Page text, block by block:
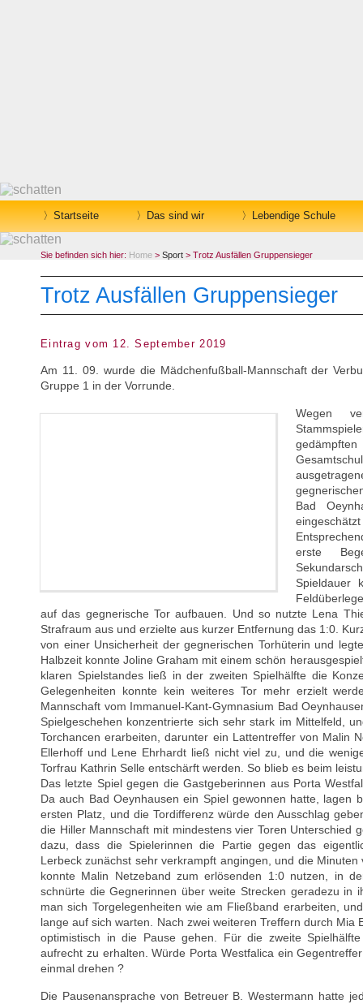
Startseite Das sind wir Lebendige Schule
Sie befinden sich hier: Home > Sport > Trotz Ausfällen Gruppensieger
Trotz Ausfällen Gruppensieger
Eintrag vom 12. September 2019
Am 11. 09. wurde die Mädchenfußball-Mannschaft der
Gruppe 1 in der Vorrunde.
Wegen
Bad
erste
Spieldauer
auf das gegnerische Tor aufbauen. Und so nutzte Lena
Strafraum aus und erzielte aus kurzer Entfernung das 1:0.
von einer Unsicherheit der gegnerischen Torhüterin und
Halbzeit konnte Joline Graham mit einem schön
klaren Spielstandes ließ in der zweiten Spielhälfte die
Gelegenheiten konnte kein weiteres Tor mehr erzielt
Mannschaft vom Immanuel-Kant-Gymnasium Bad
Spielgeschehen konzentrierte sich sehr stark im Mittelfeld,
Torchancen erarbeiten, darunter ein Lattentreffer von Malin
Ellerhoff und Lene Ehrhardt ließ nicht viel zu, und die
Torfrau Kathrin Selle entschärft werden. So blieb es beim
Das letzte Spiel gegen die Gastgeberinnen aus Porta
Da auch Bad Oeynhausen ein Spiel gewonnen hatte, lagen
ersten Platz, und die Tordifferenz würde den Ausschlag
die Hiller Mannschaft mit mindestens vier Toren Unterschied
dazu, dass die Spielerinnen die Partie gegen das
Lerbeck zunächst sehr verkrampft angingen, und die
konnte Malin Netzeband zum erlösenden 1:0 nutzen, in
schnürte die Gegnerinnen über weite Strecken geradezu in
man sich Torgelegenheiten wie am Fließband erarbeiten,
lange auf sich warten. Nach zwei weiteren Treffern durch Mia
optimistisch in die Pause gehen. Für die zweite
aufrecht zu erhalten. Würde Porta Westfalica ein
einmal drehen ?
Die Pausenansprache von Betreuer B. Westermann hatte